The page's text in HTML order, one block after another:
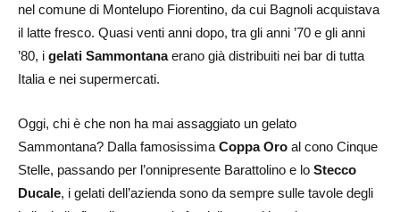
nel comune di Montelupo Fiorentino, da cui Bagnoli acquistava
il latte fresco. Quasi venti anni dopo, tra gli anni ’70 e gli anni
’80, i gelati Sammontanaerano già distribuiti nei bar di tutta
Italia e nei supermercati.
Oggi, chi è che non ha mai assaggiato un gelato
Sammontana? Dalla famosissima Coppa Oro al cono Cinque
Stelle, passando per l’onnipresente Barattolino e lo Stecco
Ducale, i gelati dell’azienda sono da sempre sulle tavole degli